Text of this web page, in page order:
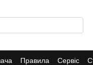
Правила Сервіс